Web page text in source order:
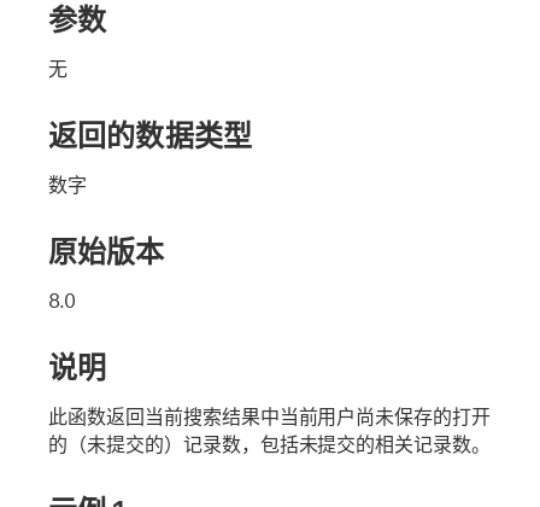
参数
无
返回的数据类型
数字
原始版本
8.0
说明
此函数返回当前搜索结果中当前用户尚未保存的打开
的（未提交的）记录数，包括未提交的相关记录数。